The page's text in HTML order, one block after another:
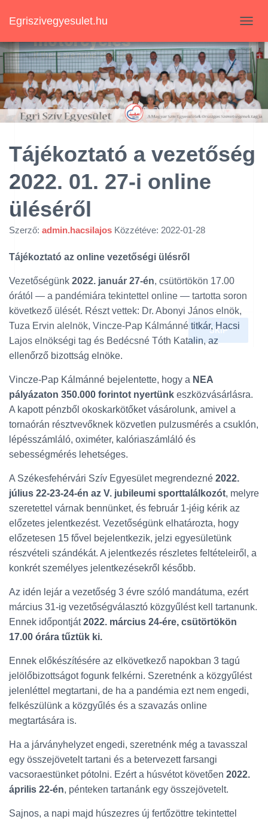
Egriszivegyesulet.hu
A
V
I
G
Á
C
I
Ó
-
/
Tájékoztató a vezetőség
2022. 01. 27-i online
üléséről
Szerző: admin.hacsilajos Közzétéve: 2022-01-28
Tájékoztató az online vezetőségi ülésről
Vezetőségünk 2022. január 27-én, csütörtökön 17.00
órától — a pandémiára tekintettel online — tartotta soron
következő ülését. Részt vettek: Dr. Abonyi János elnök,
Tuza Ervin alelnök, Vincze-Pap Kálmánné titkár, Hacsi
Lajos elnökségi tag és Bedécsné Tóth Katalin, az
ellenőrző bizottság elnöke.
Vincze-Pap Kálmánné bejelentette, hogy a NEA
pályázaton 350.000 forintot nyertünk eszközvásárlásra.
A kapott pénzből okoskarkötőket vásárolunk, amivel a
tornaórán résztvevőknek közvetlen pulzusmérés a csuklón,
lépésszámláló, oximéter, kalóriaszámláló és
sebességmérés lehetséges.
A Székesfehérvári Szív Egyesület megrendezné 2022.
július 22-23-24-én az V. jubileumi sporttalálkozót, melyre
szeretettel várnak bennünket, és február 1-jéig kérik az
előzetes jelentkezést. Vezetőségünk elhatározta, hogy
előzetesen 15 fővel bejelentkezik, jelzi egyesületünk
részvételi szándékát. A jelentkezés részletes feltételeiről, a
konkrét személyes jelentkezésekről később.
Az idén lejár a vezetőség 3 évre szóló mandátuma, ezért
március 31-ig vezetőségválasztó közgyűlést kell tartanunk.
Ennek időpontját2022. március 24-ére, csütörtökön
17.00 órára tűztük ki.
Ennek előkészítésére az elkövetkező napokban 3 tagú
jelölőbizottságot fogunk felkérni. Szeretnénk a közgyűlést
jelenléttel megtartani, de ha a pandémia ezt nem engedi,
felkészülünk a közgyűlés és a szavazás online
megtartására is.
Ha a járványhelyzet engedi, szeretnénk még a tavasszal
egy összejövetelt tartani és a betervezett farsangi
vacsoraestünket pótolni. Ezért a húsvétot követően 2022.
április 22-én, pénteken tartanánk egy összejövetelt.
Sajnos, a napi majd húszezres új fertőzöttre tekintettel